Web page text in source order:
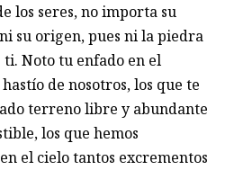
los seres, no importa su
su origen, pues ni la piedra
ti. Noto tu enfado en el
de nosotros, los que te
terreno libre y abundante
los que hemos
el cielo tantos excrementos